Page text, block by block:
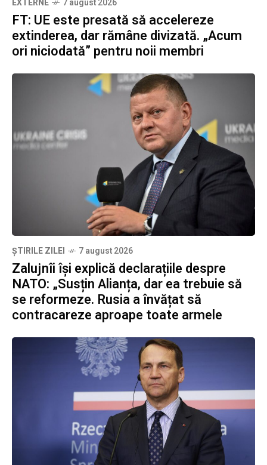
FT: UE este presată să accelereze
extinderea, dar rămâne divizată. „Acum
ori niciodată” pentru noii membri
ȘTIRILE ZILEI 7 august 2026
Zalujnîi își explică declarațiile despre
NATO: „Susțin Alianța, dar ea trebuie să
se reformeze. Rusia a învățat să
contracareze aproape toate armele